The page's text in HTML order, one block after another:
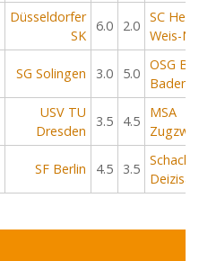
Düsseldorfer
SK
6.0 2.0
SC
Weis-
SG Solingen 3.0 5.0
OSG
Baden
USV TU
Dresden
3.5 4.5
MSA
SF Berlin 4.5 3.5
Deizisau